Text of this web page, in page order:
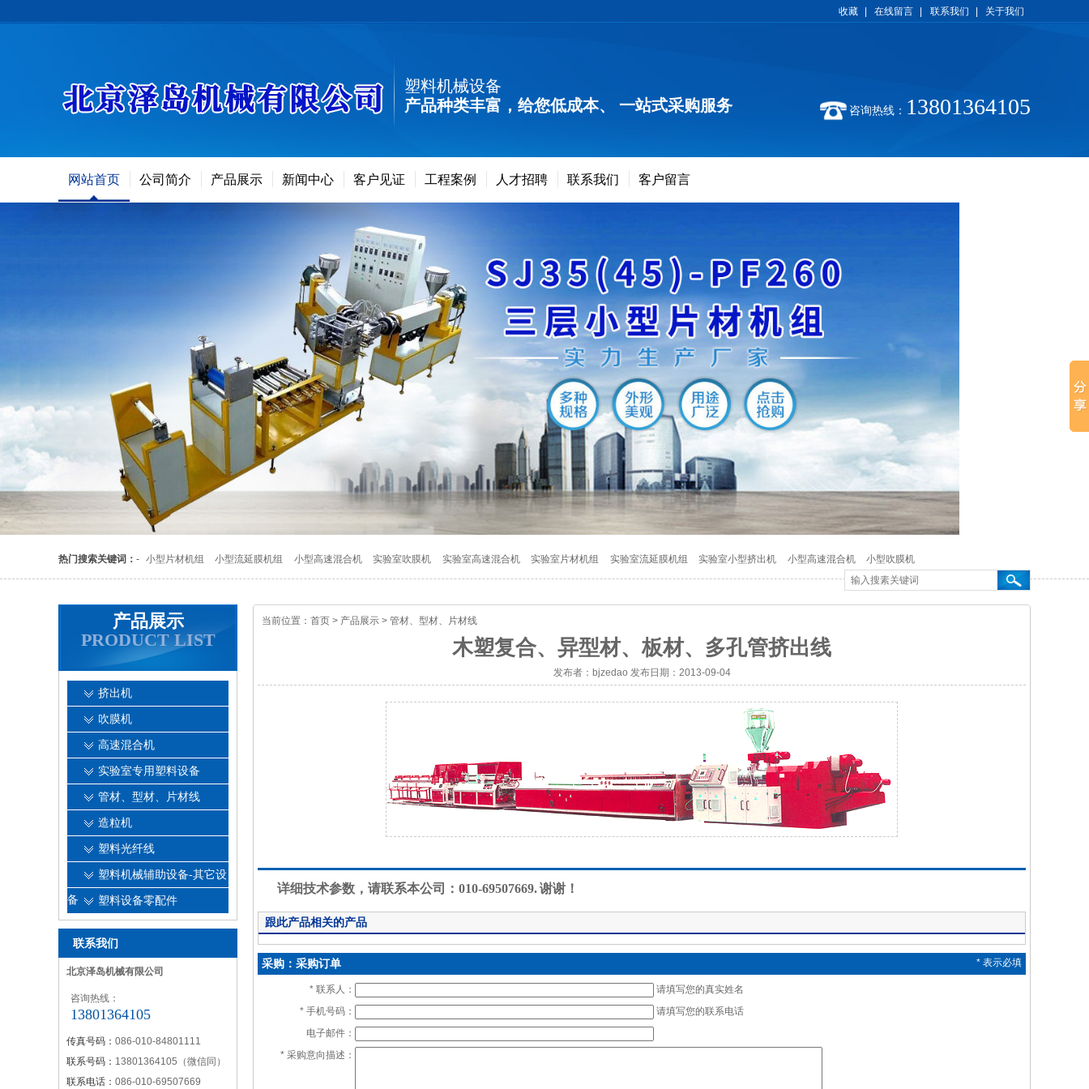
收藏 在线留言 联系我们 关于我们
塑料机械设备
产品种类丰富，给您低成本、 一站式采购服务
咨询热线： 13801364105
网站首页 公司简介 产品展示 新闻中心 客户见证 工程案例 人才招聘 联系我们 客户留言
热门搜索关键词： - 小型片材机组 小型流延膜机组 小型高速混合机 实验室吹膜机 实验室高速混合机 实验室片材机组 实验室流延膜机组 实验室小型挤出机 小型高速混合机 小型吹膜机
当前位置： 首页 > 产品展示 > 管材、型材、片材线
木塑复合、异型材、板材、多孔管挤出线
发布者：bjzedao 发布日期：2013-09-04
详细技术参数，请联系本公司：010-69507669. 谢谢！
跟此产品相关的产品
* 表示必填
采购：采购订单
* 联系人：
请填写您的真实姓名
* 手机号码：
请填写您的联系电话
电子邮件：
* 采购意向描述：
产品展示
PRODUCT LIST
挤出机
吹膜机
高速混合机
实验室专用塑料设备
管材、型材、片材线
造粒机
塑料光纤线
塑料机械辅助设备-其它设
备 塑料设备零配件
联系我们
北京泽岛机械有限公司
咨询热线：
13801364105
传真号码： 086-010-84801111
联系号码： 13801364105（微信同）
联系电话： 086-010-69507669